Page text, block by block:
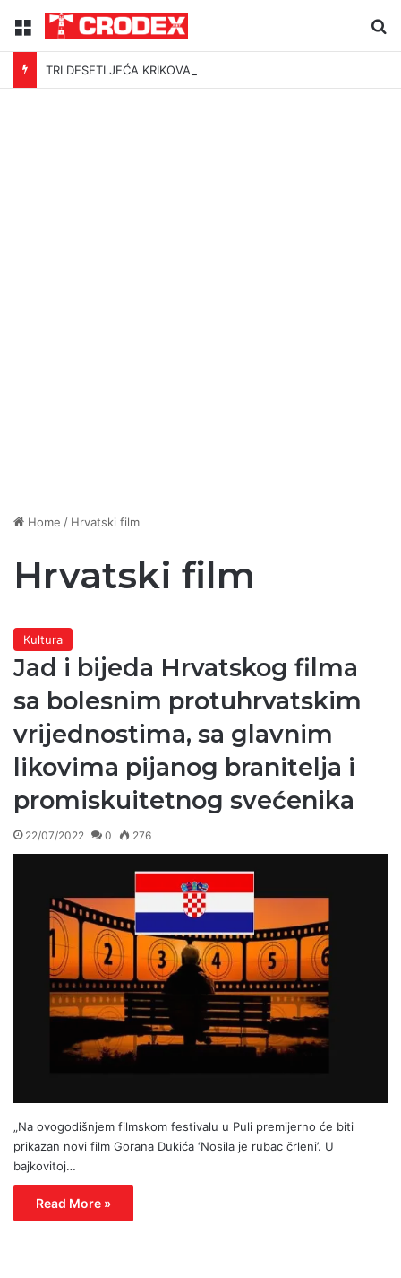
Menu
TRI DESETLJEĆA KRIKOVA OČAJNIKA
Home / Hrvatski film
Hrvatski film
Kultura
Jad i bijeda Hrvatskog filma
sa bolesnim protuhrvatskim
vrijednostima, sa glavnim
likovima pijanog branitelja i
promiskuitetnog svećenika
22/07/2022 0 276
„Na ovogodišnjem filmskom festivalu u Puli premijerno će biti
prikazan novi film Gorana Dukića ‘Nosila je rubac črleni’. U
bajkovitoj…
Read More »